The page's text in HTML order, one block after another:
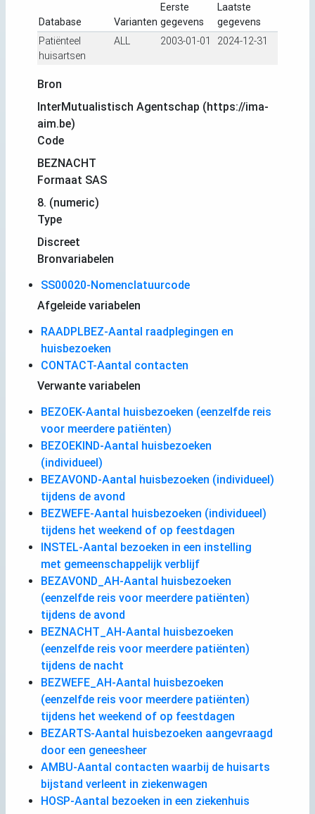
Database Varianten
Eerste
gegevens
Laatste
gegevens
Patiënteel
huisartsen
ALL 2003-01-01 2024-12-31
Bron
InterMutualistisch Agentschap (https://ima-
aim.be)
Code
BEZNACHT
Formaat SAS
8. (numeric)
Type
Discreet
Bronvariabelen
SS00020-Nomenclatuurcode
Afgeleide variabelen
RAADPLBEZ-Aantal raadplegingen en
huisbezoeken
CONTACT-Aantal contacten
Verwante variabelen
BEZOEK-Aantal huisbezoeken (eenzelfde reis
voor meerdere patiënten)
BEZOEKIND-Aantal huisbezoeken
(individueel)
BEZAVOND-Aantal huisbezoeken (individueel)
tijdens de avond
BEZWEFE-Aantal huisbezoeken (individueel)
tijdens het weekend of op feestdagen
INSTEL-Aantal bezoeken in een instelling
met gemeenschappelijk verblijf
BEZAVOND_AH-Aantal huisbezoeken
(eenzelfde reis voor meerdere patiënten)
tijdens de avond
BEZNACHT_AH-Aantal huisbezoeken
(eenzelfde reis voor meerdere patiënten)
tijdens de nacht
BEZWEFE_AH-Aantal huisbezoeken
(eenzelfde reis voor meerdere patiënten)
tijdens het weekend of op feestdagen
BEZARTS-Aantal huisbezoeken aangevraagd
door een geneesheer
AMBU-Aantal contacten waarbij de huisarts
bijstand verleent in ziekenwagen
HOSP-Aantal bezoeken in een ziekenhuis